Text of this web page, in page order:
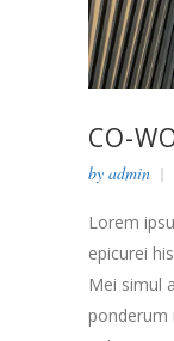
CO-
by admin
Lorem
epicurei
Mei simul
ponderum